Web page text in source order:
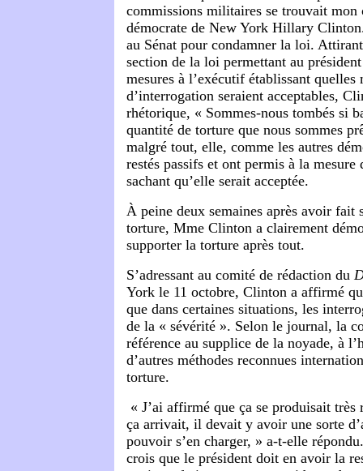
commissions militaires se trouvait mon
démocrate de New York Hillary
au Sénat pour condamner la loi.
section de la loi permettant au
mesures à l’exécutif établissant quelles
d’interrogation seraient acceptables,
rhétorique, « Sommes-nous tombés si
quantité de torture que nous sommes
malgré tout, elle, comme les autres
restés passifs et ont permis à la mesure
sachant qu’elle serait acceptée.
À peine deux semaines après avoir fait
torture, Mme Clinton a clairement
supporter la torture après tout.
S’adressant au comité de rédaction du
York le 11 octobre, Clinton a affirmé
que dans certaines situations, les
de la « sévérité ». Selon le journal, la
référence au supplice de la noyade, à
d’autres méthodes reconnues
torture.
« J’ai affirmé que ça se produisait très
ça arrivait, il devait y avoir une sorte
pouvoir s’en charger, » a-t-elle
crois que le président doit en avoir la